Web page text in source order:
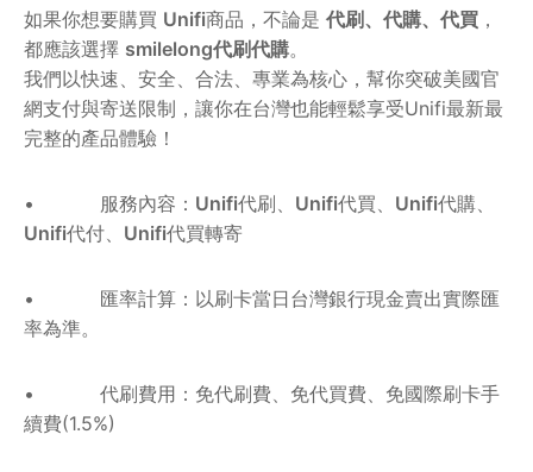
如果你想要購買 Unifi商品，不論是 代刷、代購、代買 ，
都應該選擇 smilelong代刷代購。
我們以快速、安全、合法、專業為核心，幫你突破美國官
網支付與寄送限制，讓你在台灣也能輕鬆享受Unifi最新最
完整的產品體驗！
• 服務內容： Unifi代刷、 Unifi代買、 Unifi代購、
Unifi代付、 Unifi代買轉寄
• 匯率計算：以刷卡當日台灣銀行現金賣出實際匯
率為準。
• 代刷費用：免代刷費、免代買費、免國際刷卡手
續費(1.5%)